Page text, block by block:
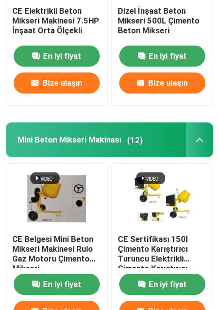
Ahşap Torna Alet Setleri
Taş Kesme Makinası
Elektrikli Süpürge Makinesi
Bahçe Tezgahları
İnşaat makineleri
CE Elektrikli Beton
Mikseri Makinesi 7.5HP
İnşaat Orta Ölçekli
En iyi fiyat
Bize ulaşın
Dizel İnşaat Beton
Mikseri 500L Çimento
Beton Mikseri
En iyi fiyat
Bize ulaşın
Mini Beton Mikseri Makinası (12)
CE Belgesi Mini Beton
Mikseri Makinesi Rulo
Gaz Motoru Çimento
Mikseri
En iyi fiyat
CE Sertifikası 150l
Çimento Karıştırıcı
Turuncu Elektrikli
Çimento Karıştırıcı
En iyi fiyat